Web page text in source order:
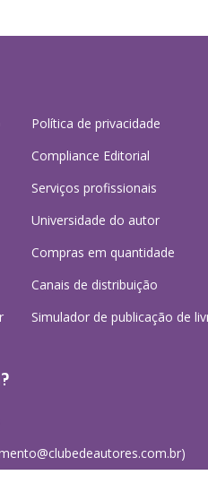
Política de privacidade
Compliance Editorial
Serviços profissionais
Universidade do autor
Compras em quantidade
Canais de distribuição
Simulador de publicação de